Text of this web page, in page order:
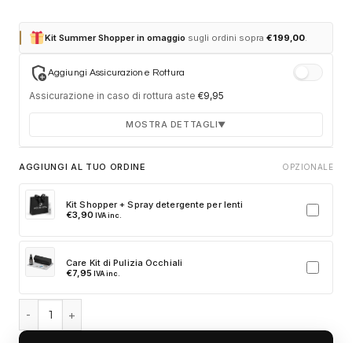
Kit Summer Shopper in omaggio sugli ordini sopra€199,00
add_moderatorAggiungi Assicurazione Rottura
Assicurazione in caso di rottura aste €9,95
MOSTRA DETTAGLI▼
Durata 12 mesi dalla consegna dell'ordine
accidentale
Ricambi originali e certificati del produttore
Clicca sulla card per attivare l'assicurazione. Se non clicchi, non
verrà aggiunta al tuo ordine.
AGGIUNGI AL TUO ORDINE OPZIONALE
Kit Shopper + Spray detergente per lenti
€3,90 IVA inc.
Care Kit di Pulizia Occhiali
€7,95 IVA inc.